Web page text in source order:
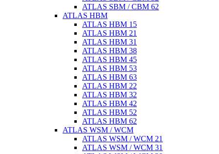
ATLAS SBM / CBM 62
ATLAS HBM
ATLAS HBM 15
ATLAS HBM 21
ATLAS HBM 31
ATLAS HBM 38
ATLAS HBM 45
ATLAS HBM 53
ATLAS HBM 63
ATLAS HBM 22
ATLAS HBM 32
ATLAS HBM 42
ATLAS HBM 52
ATLAS HBM 62
ATLAS WSM / WCM
ATLAS WSM / WCM 21
ATLAS WSM / WCM 31